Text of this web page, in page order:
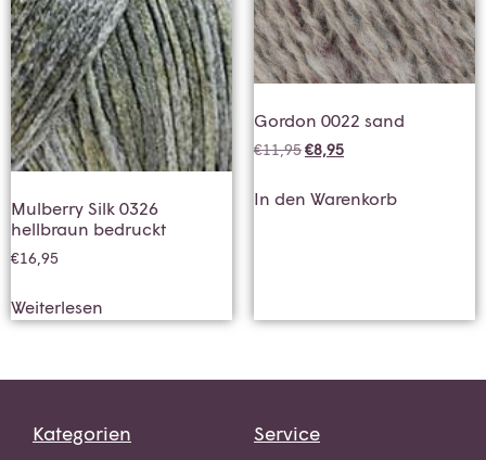
Mulberry Silk 0326
hellbraun bedruckt
€16,95
Weiterlesen
Gordon 0022 sand
€11,95€8,95
In den Warenkorb
Kategorien Service